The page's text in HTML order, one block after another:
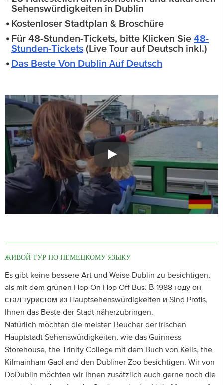
Sehenswürdigkeiten in Dublin
Kostenloser Stadtplan & Broschüre
Für 48-Stunden-Tickets, bitte Klicken Sie 48-
Stunden-Tickets (Live Tour auf Deutsch inkl.)
Das Beste Von Dublin Auf Deutsch
ЖИВОЙ ТУР ПО НЕМЕЦКОМУ ЯЗЫКУ
Es gibt keine bessere Art und Weise Dublin zu besichtigen,
als mit dem grünen Hop On Hop Off Bus. В 1988 году он
стал туристом из Hauptsehenswürdigkeiten и Sind Profis,
Ihnen das Beste der Stadt näherzubringen.
Natürlich möchten die meisten Beucher der Irischen
Hauptstadt Sehenswürdigkeiten, wie das Guinness
Storehouse, the Trinity College mit dem Buch von Kells, the
Kilmainham Gaol and den Dubliner Zoo besichtigen. Wir von
DoDublin möchten wir Ihnen zusätzlich auch gerne noch die